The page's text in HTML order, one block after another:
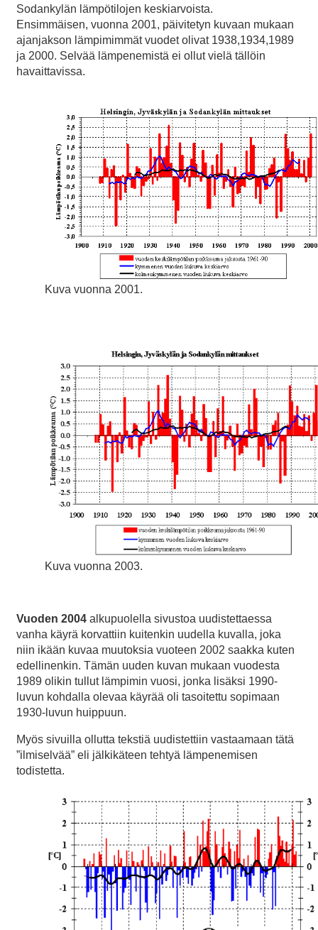
Sodankylän lämpötilojen keskiarvoista.
Ensimmäisen, vuonna 2001, päivitetyn kuvaan mukaan
ajanjakson lämpimimmät vuodet olivat 1938,1934,1989
ja 2000. Selvää lämpenemistä ei ollut vielä tällöin
havaittavissa.
Kuva vuonna 2001.
Kuva vuonna 2003.
Vuoden 2004 alkupuolella sivustoa uudistettaessa
vanha käyrä korvattiin kuitenkin uudella kuvalla, joka
niin ikään kuvaa muutoksia vuoteen 2002 saakka kuten
edellinenkin. Tämän uuden kuvan mukaan vuodesta
1989 olikin tullut lämpimin vuosi, jonka lisäksi 1990-
luvun kohdalla olevaa käyrää oli tasoitettu sopimaan
1930-luvun huippuun.
Myös sivuilla ollutta tekstiä uudistettiin vastaamaan tätä
”ilmiselvää” eli jälkikäteen tehtyä lämpenemisen
todistetta.